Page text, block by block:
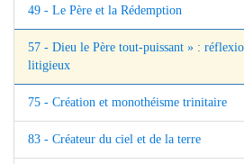
49 - Le Père et la Rédemption
57 - Dieu le Père tout-puissant » :
litigieux
75 - Création et monothéisme trinitaire
83 - Créateur du ciel et de la terre